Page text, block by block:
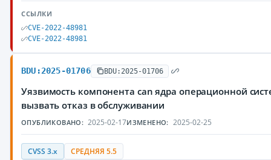
ССЫЛКИ
CVE-2022-48981
CVE-2022-48981
BDU:2025-01706 BDU:2025-01706
Уязвимость компонента can ядра операционной
вызвать отказ в обслуживании
ОПУБЛИКОВАНО: 2025-02-17ИЗМЕНЕНО: 2025-02-25
CVSS 3.x СРЕДНЯЯ 5.5